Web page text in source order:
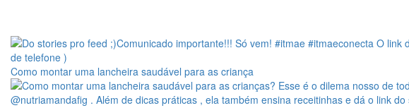
Como montar uma lancheira saudável para as criança